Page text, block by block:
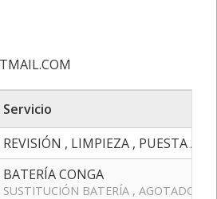
Servicio
REVISIÓN , LIMPIEZA , PUESTA A
BATERÍA CONGA
SUSTITUCIÓN BATERÍA , AGOTADOS